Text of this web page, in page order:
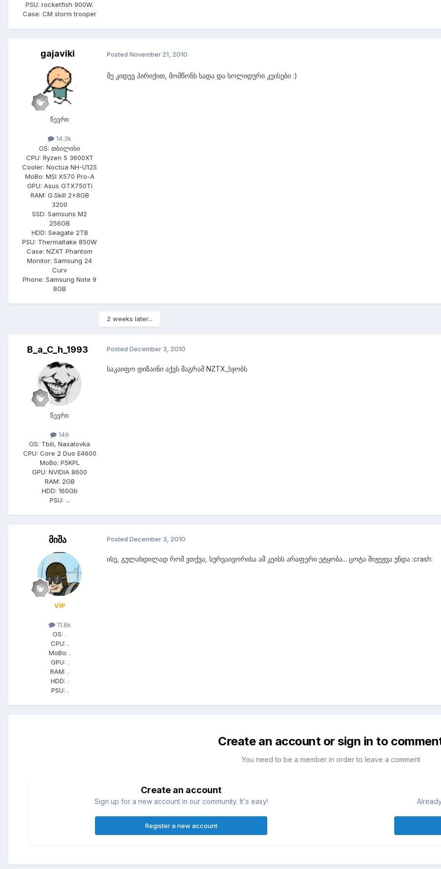
PSU: rocketfish 900W.
Case: CM storm trooper
gajaviki
წევრი
14.3k
OS: თბილისი
CPU: Ryzen 5 3600XT
Cooler: Noctua NH-U12S
MoBo: MSI X570 Pro-A
GPU: Asus GTX750Ti
RAM: G.Skill 2x8GB
3200
SSD: Samsuns M2
256GB
HDD: Seagate 2TB
PSU: Thermaltake 850W
Case: NZXT Phantom
Monitor: Samsung 24
Curv
Phone: Samsung Note 9
8GB
Posted November 21, 2010
მე კიდევ პირიქით, მომწონს სადა და სოლიდური კეისები :)
2 weeks later...
B_a_C_h_1993
წევრი
149
OS: Tbili, Naxalovka
CPU: Core 2 Duo E4600
MoBo: P5KPL
GPU: NVIDIA 8600
RAM: 2GB
HDD: 160Gb
PSU: ...
Posted December 3, 2010
საკაიფო დიზაინი აქვს მაგრამ NZTX_სჯობს
მიშა
VIP
11.8k
OS: .
CPU: .
MoBo: .
GPU: .
RAM: .
HDD: .
PSU: .
Posted December 3, 2010
ისე, გულახდილად რომ ვთქვა, სურვაივორისა ამ კეისს არაფერი ეტყობა... ცოტა მიჟეჟვა უნდა :crash:
Create an account or sign in to
You need to be a member in order to leave a comment
Create an account
Sign up for a new account in our community. It's easy!
Register a new account